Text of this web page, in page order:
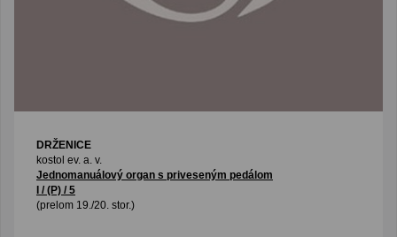
DRŽENICE
kostol ev. a. v.
Jednomanuálový organ s priveseným pedálom
I / (P) / 5
(prelom 19./20. stor.)